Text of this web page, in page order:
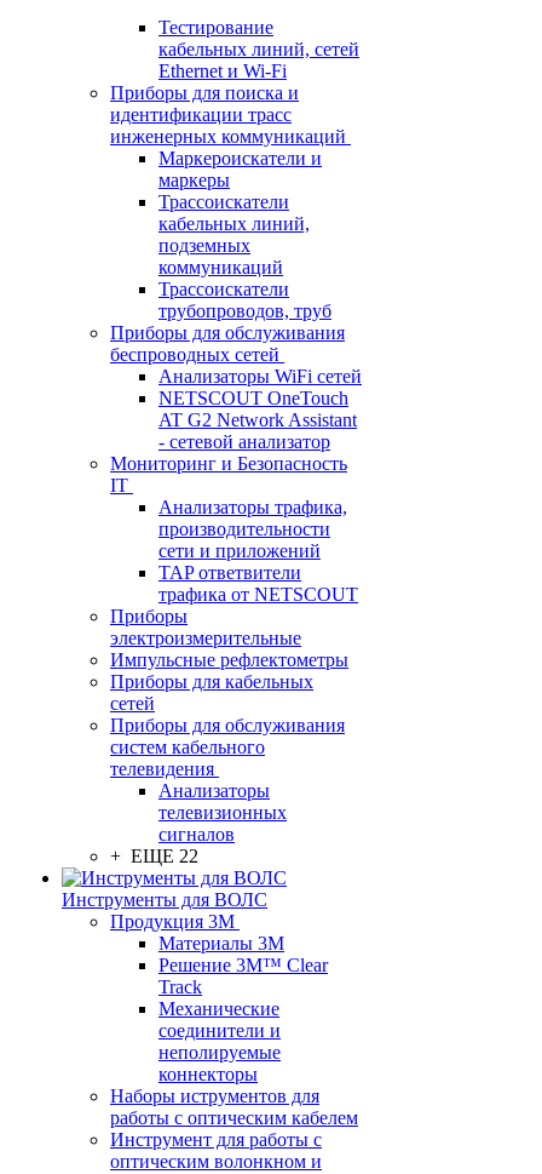
Тестирование
кабельных линий, сетей
Ethernet и Wi-Fi
Приборы для поиска и
идентификации трасс
инженерных коммуникаций
Маркероискатели и
маркеры
Трассоискатели
кабельных линий,
подземных
коммуникаций
Трассоискатели
трубопроводов, труб
Приборы для обслуживания
беспроводных сетей
Анализаторы WiFi сетей
NETSCOUT OneTouch
AT G2 Network Assistant
- сетевой анализатор
Мониторинг и Безопасность
IT
Анализаторы трафика,
производительности
сети и приложений
TAP ответвители
трафика от NETSCOUT
Приборы
электроизмерительные
Импульсные рефлектометры
Приборы для кабельных
сетей
Приборы для обслуживания
систем кабельного
телевидения
Анализаторы
телевизионных
сигналов
+ ЕЩЕ 22
Инструменты для ВОЛС
Продукция 3M
Материалы 3М
Решение 3M™ Clear
Track
Механические
соединители и
неполируемые
коннекторы
Наборы иструментов для
работы с оптическим кабелем
Инструмент для работы с
оптическим волонкном и